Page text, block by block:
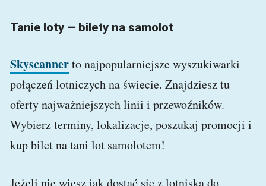
Tanie loty – bilety na samolot
Skyscannerto najpopularniejsze wyszukiwarki
połączeń lotniczych na świecie. Znajdziesz tu
oferty najważniejszych linii i przewoźników.
Wybierz terminy, lokalizacje, poszukaj promocji i
kup bilet na tani lot samolotem!